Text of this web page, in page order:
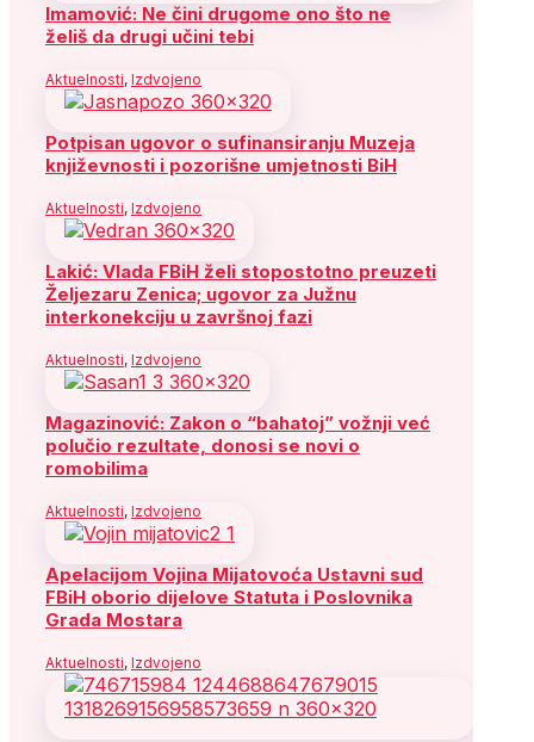
Imamović: Ne čini drugome ono što ne
želiš da drugi učini tebi
Aktuelnosti, Izdvojeno
Potpisan ugovor o sufinansiranju Muzeja
književnosti i pozorišne umjetnosti BiH
Aktuelnosti, Izdvojeno
Lakić: Vlada FBiH želi stopostotno preuzeti
Željezaru Zenica; ugovor za Južnu
interkonekciju u završnoj fazi
Aktuelnosti, Izdvojeno
Magazinović: Zakon o “bahatoj” vožnji već
polučio rezultate, donosi se novi o
romobilima
Aktuelnosti, Izdvojeno
Apelacijom Vojina Mijatovoća Ustavni sud
FBiH oborio dijelove Statuta i Poslovnika
Grada Mostara
Aktuelnosti, Izdvojeno